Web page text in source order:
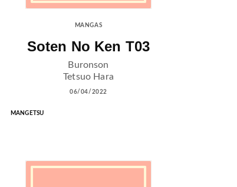
MANGAS
Soten No Ken T03
Buronson
Tetsuo Hara
06/04/2022
MANGETSU